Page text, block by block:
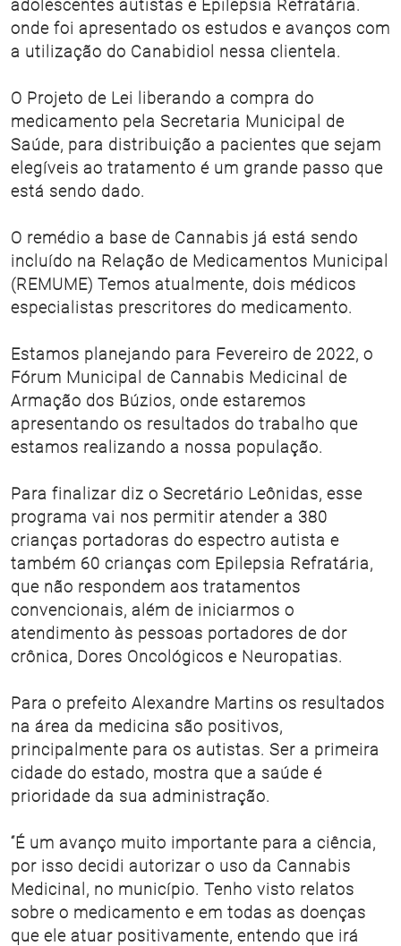
adolescentes autistas e Epilepsia Refratária.
onde foi apresentado os estudos e avanços com
a utilização do Canabidiol nessa clientela.
O Projeto de Lei liberando a compra do
medicamento pela Secretaria Municipal de
Saúde, para distribuição a pacientes que sejam
elegíveis ao tratamento é um grande passo que
está sendo dado.
O remédio a base de Cannabis já está sendo
incluído na Relação de Medicamentos Municipal
(REMUME) Temos atualmente, dois médicos
especialistas prescritores do medicamento.
Estamos planejando para Fevereiro de 2022, o
Fórum Municipal de Cannabis Medicinal de
Armação dos Búzios, onde estaremos
apresentando os resultados do trabalho que
estamos realizando a nossa população.
Para finalizar diz o Secretário Leônidas, esse
programa vai nos permitir atender a 380
crianças portadoras do espectro autista e
também 60 crianças com Epilepsia Refratária,
que não respondem aos tratamentos
convencionais, além de iniciarmos o
atendimento às pessoas portadores de dor
crônica, Dores Oncológicos e Neuropatias.
Para o prefeito Alexandre Martins os resultados
na área da medicina são positivos,
principalmente para os autistas. Ser a primeira
cidade do estado, mostra que a saúde é
prioridade da sua administração.
“É um avanço muito importante para a ciência,
por isso decidi autorizar o uso da Cannabis
Medicinal, no município. Tenho visto relatos
sobre o medicamento e em todas as doenças
que ele atuar positivamente, entendo que irá